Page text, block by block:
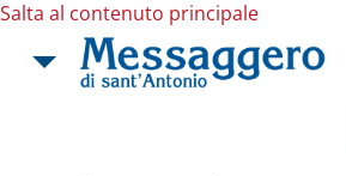
Salta al contenuto principale